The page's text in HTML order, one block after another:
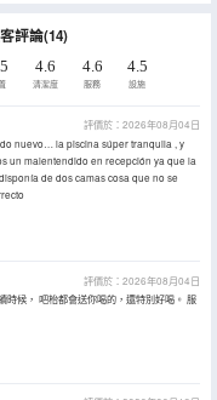
評論(14)
4.6
清潔度
4.6
服務
4.5
設施
評價於：2026年08月04日
nuevo… la piscina súper tranquila , y
un malentendido en recepción ya que la
de dos camas cosa que no se
評價於：2026年08月04日
時候， 吧枱都會送你喝的，還特別好喝。 服